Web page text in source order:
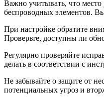
Важно учитывать, что место
беспроводных элементов.
При настройке обратите
Проверьте, доступны ли
Регулярно проверяйте
делать в соответствии с
Не забывайте о защите от
потенциальных угроз и